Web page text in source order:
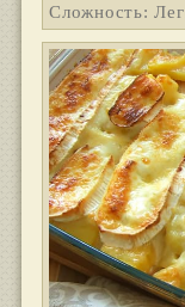
Сложность: